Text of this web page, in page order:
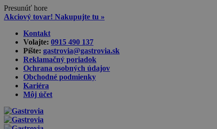
Presunúť hore
Akciový tovar! Nakupujte tu »
content
Kontakt
Volajte: 0915 490 137‬
Píšte: gastrovia@gastrovia.sk‬
Reklamačný poriadok
Ochrana osobných údajov
Obchodné podmienky
Kariéra
Môj účet